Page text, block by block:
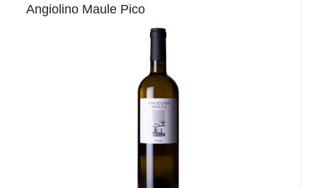
Angiolino Maule Pico